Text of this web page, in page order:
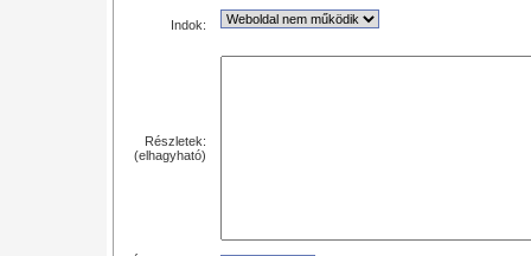
Indok:
Részletek:
(elhagyható)